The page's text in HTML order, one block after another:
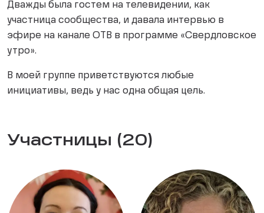
Дважды была гостем на телевидении, как
участница сообщества, и давала интервью в
эфире на канале ОТВ в программе «Свердловское
утро».
В моей группе приветствуются любые
инициативы, ведь у нас одна общая цель.
Участницы (20)